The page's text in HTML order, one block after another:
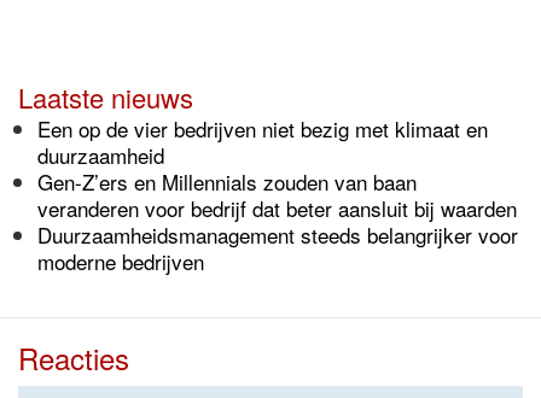
Laatste nieuws
Een op de vier bedrijven niet bezig met klimaat en
duurzaamheid
Gen-Z’ers en Millennials zouden van baan
veranderen voor bedrijf dat beter aansluit bij waarden
Duurzaamheidsmanagement steeds belangrijker voor
moderne bedrijven
Reacties